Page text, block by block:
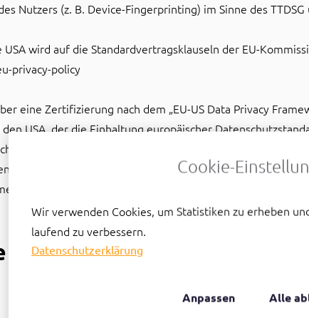
Nutzers (z. B. Device-Fingerprinting) im Sinne des
wird auf die Standardvertragsklauseln der EU-
privacy-policy
eine Zertifizierung nach dem „EU-US Data Privacy
USA, der die Einhaltung europäischer
dem DPF zertifizierte Unternehmen verpflichtet sich,
Sie vom Anbieter unter folgendem Link:
s/participant-search/
Hinweise und
Cookie-
Wir verwenden Cookies, um Statistiken zu erheben
laufend zu verbessern.
Datenschutzerklärung
Anpassen Alle